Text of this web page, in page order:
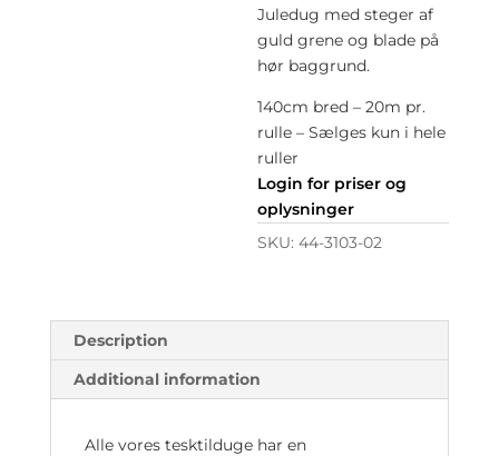
Juledug med steger af
guld grene og blade på
hør baggrund.
140cm bred – 20m pr.
rulle – Sælges kun i hele
ruller
Login for priser og
oplysninger
SKU:44-3103-02
Description
Additional information
Alle vores tesktilduge har en